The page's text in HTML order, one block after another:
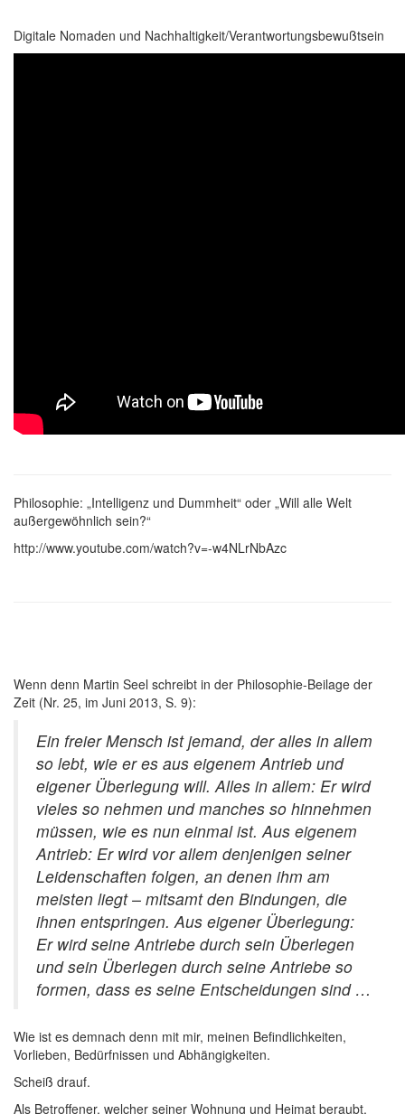
Digitale Nomaden und Nachhaltigkeit/Verantwortungsbewußtsein
Philosophie: „Intelligenz und Dummheit“ oder „Will alle Welt
außergewöhnlich sein?“
http://www.youtube.com/watch?v=-w4NLrNbAzc
Wenn denn Martin Seel schreibt in der Philosophie-Beilage der
Zeit (Nr. 25, im Juni 2013, S. 9):
Ein freier Mensch ist jemand, der alles in allem
so lebt, wie er es aus eigenem Antrieb und
eigener Überlegung will. Alles in allem: Er wird
vieles so nehmen und manches so hinnehmen
müssen, wie es nun einmal ist. Aus eigenem
Antrieb: Er wird vor allem denjenigen seiner
Leidenschaften folgen, an denen ihm am
meisten liegt – mitsamt den Bindungen, die
ihnen entspringen. Aus eigener Überlegung:
Er wird seine Antriebe durch sein Überlegen
und sein Überlegen durch seine Antriebe so
formen, dass es seine Entscheidungen sind …
Wie ist es demnach denn mit mir, meinen Befindlichkeiten,
Vorlieben, Bedürfnissen und Abhängigkeiten.
Scheiß drauf.
Als Betroffener, welcher seiner Wohnung und Heimat beraubt,